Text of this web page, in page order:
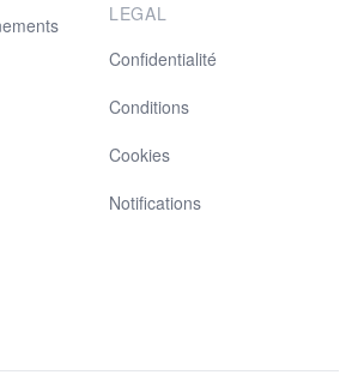
LEGAL
Confidentialité
Conditions
Cookies
Notifications